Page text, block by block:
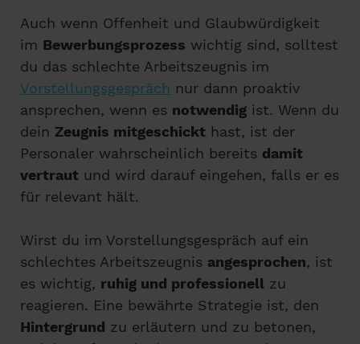
Auch wenn Offenheit und Glaubwürdigkeit
im Bewerbungsprozess wichtig sind, solltest
du das schlechte Arbeitszeugnis im
Vorstellungsgespräch nur dann proaktiv
ansprechen, wenn es notwendig ist. Wenn du
dein Zeugnis mitgeschickt hast, ist der
Personaler wahrscheinlich bereits damit
vertraut und wird darauf eingehen, falls er es
für relevant hält.
Wirst du im Vorstellungsgespräch auf ein
schlechtes Arbeitszeugnis angesprochen, ist
es wichtig, ruhig und professionell zu
reagieren. Eine bewährte Strategie ist, den
Hintergrund zu erläutern und zu betonen,